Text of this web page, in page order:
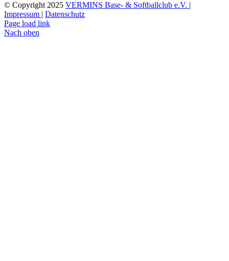
© Copyright 2025 VERMINS Base- & Softballclub e.V.
Impressum
Datenschutz
Page load link
Nach oben